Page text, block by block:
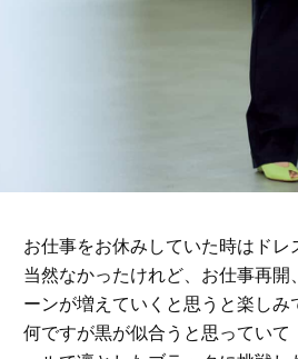
お仕事をお休みしていた時はドレ
当然なかったけれど、お仕事再開
ーンが増えていくと思うと楽しみ
何ですが黒が似合うと思っていて